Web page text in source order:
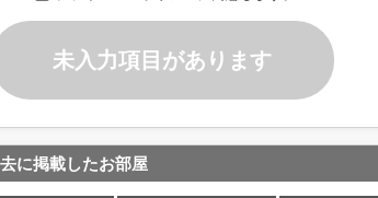
未入力項目があります
に掲載したお部屋